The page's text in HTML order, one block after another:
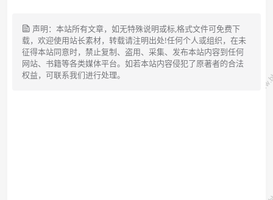
声明：本站所有文章，如无特殊说明或标,格式文件可免费下
载，欢迎使用站长素材，转载请注明出处!任何个人或组织，在未
征得本站同意时，禁止复制、盗用、采集、发布本站内容到任何
网站、书籍等各类媒体平台。如若本站内容侵犯了原著者的合法
权益，可联系我们进行处理。